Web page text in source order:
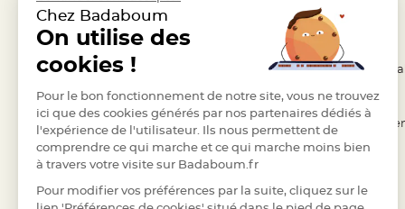
dragées
Support
Mariage
Présentoir
Vêtements
Liens Utiles
- Questions / Réponses
- Nous contacter
- Suivre une commande
- Retourner un article
- Paiement en Plusieurs fois
Legal
- Conditions
- RGPD
- Règles de
- Cookies
Chez Badaboum
On utilise des
cookies !
Pour le bon fonctionnement de notre site, vous ne trouvez
ici que des cookies générés par nos partenaires dédiés à
l'expérience de l'utilisateur. Ils nous permettent de
comprendre ce qui marche et ce qui marche moins bien
à travers votre visite sur Badaboum.fr
Pour modifier vos préférences par la suite, cliquez sur le